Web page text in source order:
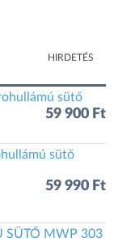
HIRDETÉS
sütő
59 900 Ft
sütő
59 990 Ft
SÜTŐ MWP 303